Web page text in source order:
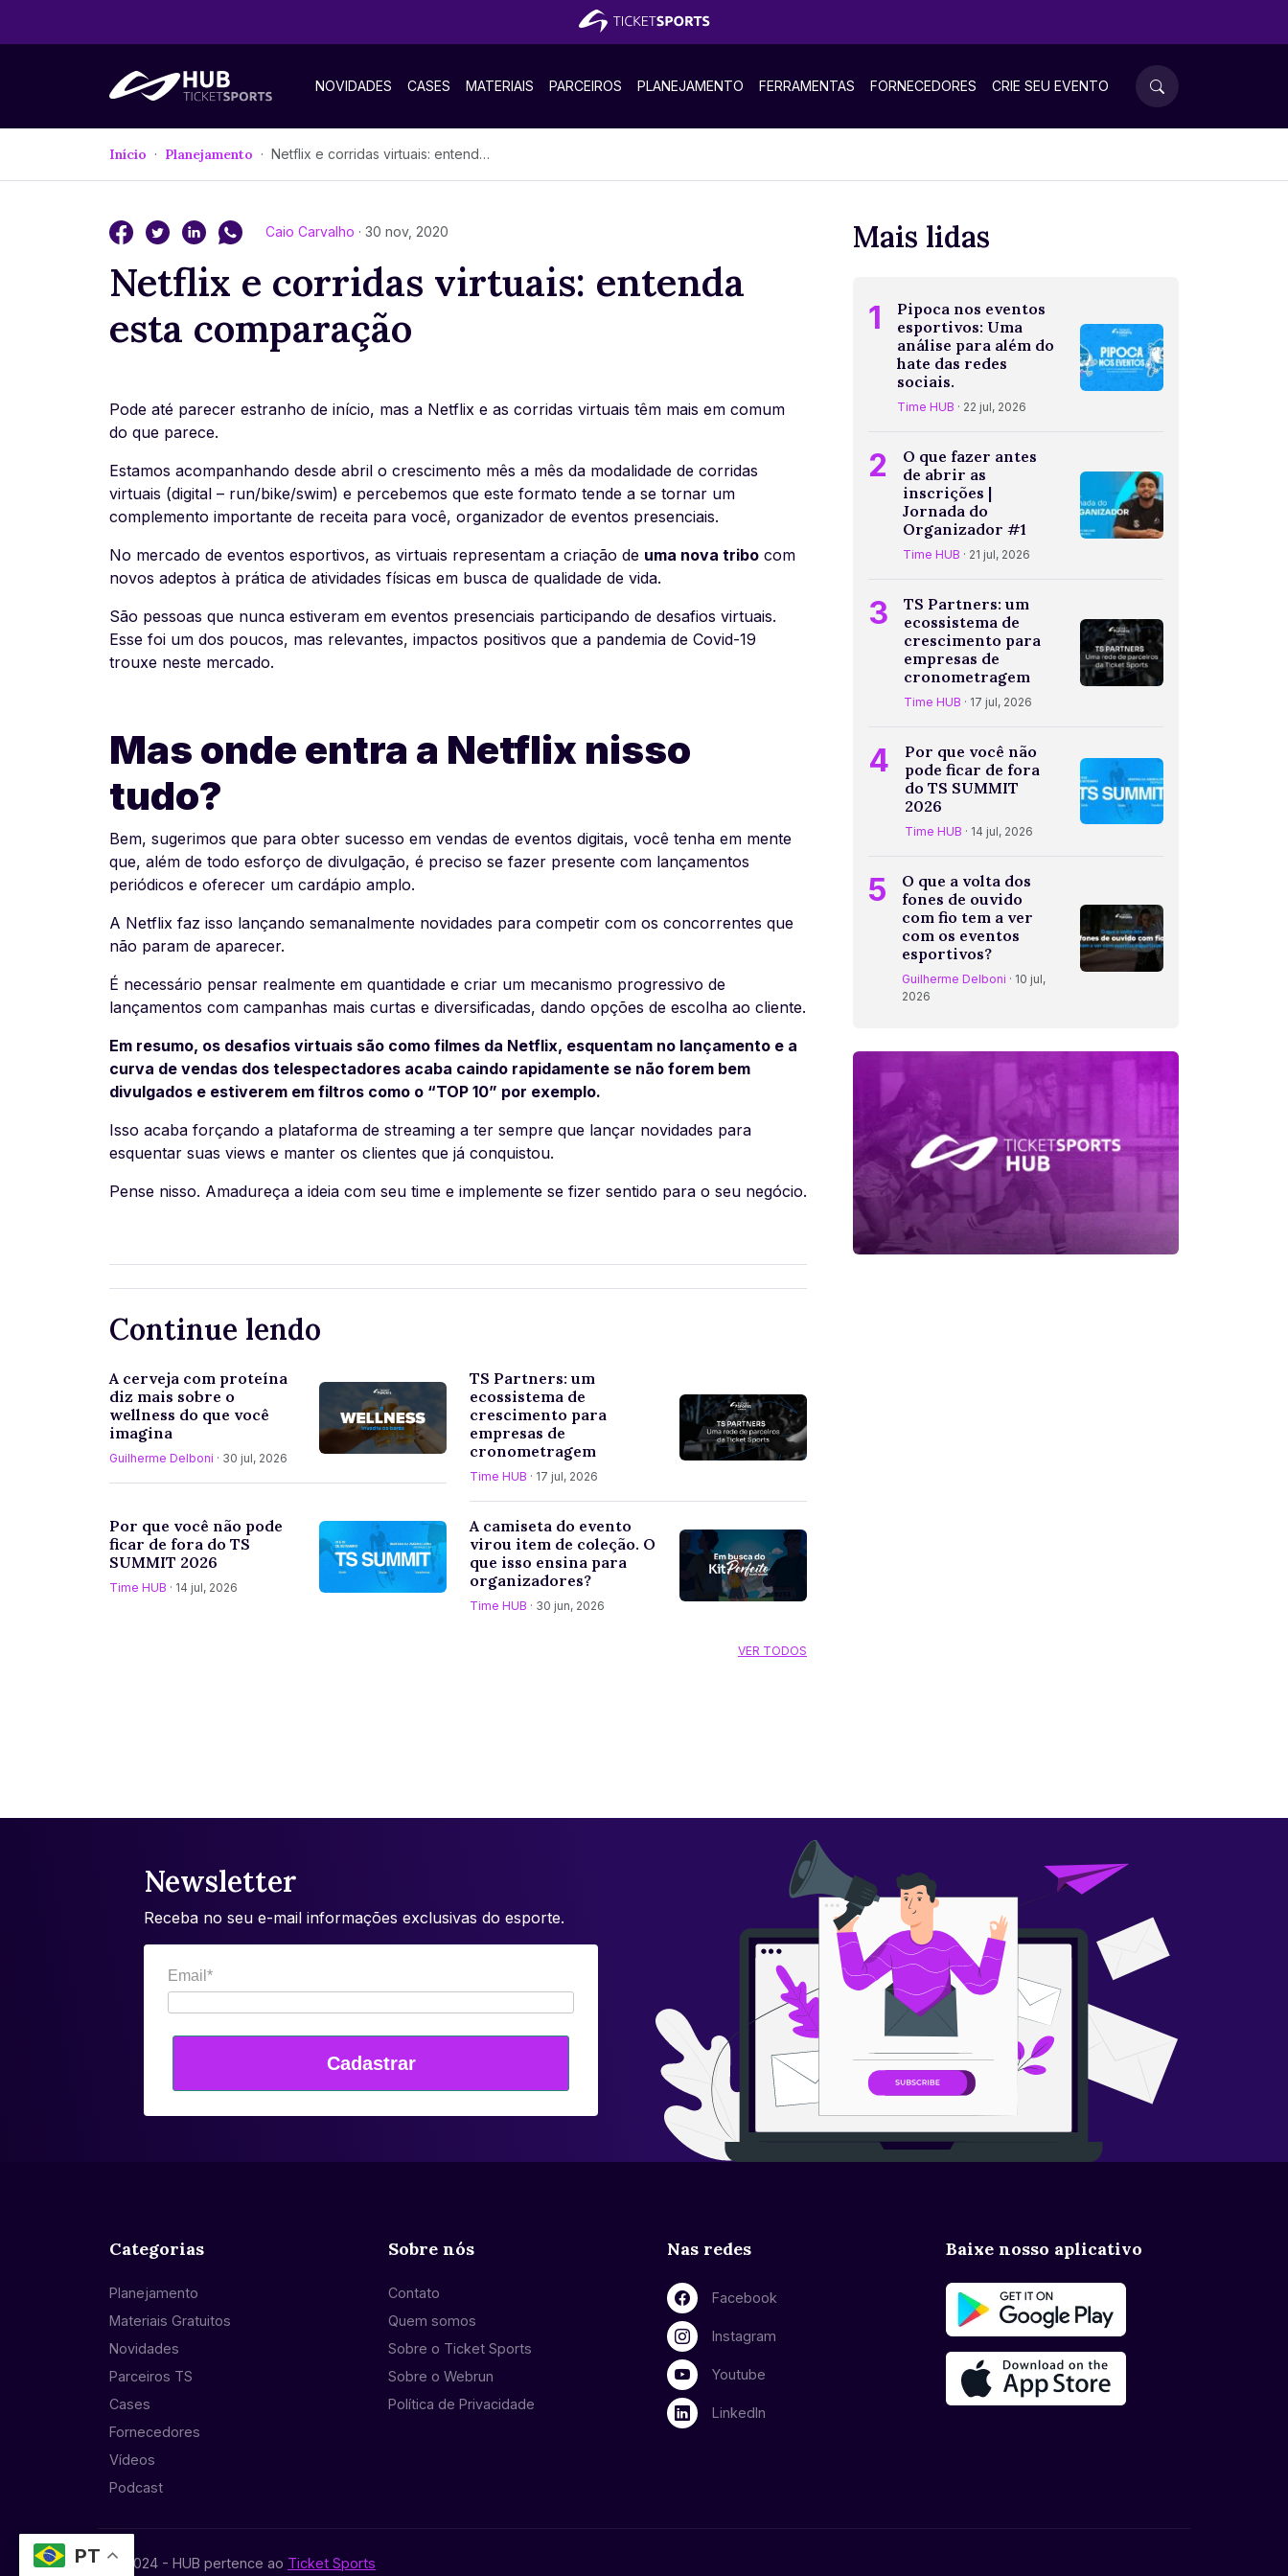
NOVIDADES CASES MATERIAIS PARCEIROS PLANEJAMENTO FERRAMENTAS FORNECEDORES CRIE SEU EVENTO
Início Planejamento Netflix e corridas virtuais: entenda esta comparação
Caio Carvalho · 30 nov, 2020
Netflix e corridas virtuais: entenda
esta comparação
Pode até parecer estranho de início, mas a Netflix e as corridas virtuais têm mais em comum
do que parece.
Estamos acompanhando desde abril o crescimento mês a mês da modalidade de corridas
virtuais (digital – run/bike/swim) e percebemos que este formato tende a se tornar um
complemento importante de receita para você, organizador de eventos presenciais.
No mercado de eventos esportivos, as virtuais representam a criação de uma nova tribo com
novos adeptos à prática de atividades físicas em busca de qualidade de vida.
São pessoas que nunca estiveram em eventos presenciais participando de desafios virtuais.
Esse foi um dos poucos, mas relevantes, impactos positivos que a pandemia de Covid-19
trouxe neste mercado.
Mas onde entra a Netflix nisso
tudo?
Bem, sugerimos que para obter sucesso em vendas de eventos digitais, você tenha em mente
que, além de todo esforço de divulgação, é preciso se fazer presente com lançamentos
periódicos e oferecer um cardápio amplo.
A Netflix faz isso lançando semanalmente novidades para competir com os concorrentes que
não param de aparecer.
É necessário pensar realmente em quantidade e criar um mecanismo progressivo de
lançamentos com campanhas mais curtas e diversificadas, dando opções de escolha ao cliente.
Em resumo, os desafios virtuais são como filmes da Netflix, esquentam no lançamento e a
curva de vendas dos telespectadores acaba caindo rapidamente se não forem bem
divulgados e estiverem em filtros como o “TOP 10” por exemplo.
Isso acaba forçando a plataforma de streaming a ter sempre que lançar novidades para
esquentar suas views e manter os clientes que já conquistou.
Pense nisso. Amadureça a ideia com seu time e implemente se fizer sentido para o seu negócio.
Continue lendo
A cerveja com proteína
diz mais sobre o
wellness do que você
imagina
Guilherme Delboni · 30 jul, 2026
TS Partners: um
ecossistema de
crescimento para
empresas de
cronometragem
Time HUB · 17 jul, 2026
Por que você não pode
ficar de fora do TS
SUMMIT 2026
Time HUB · 14 jul, 2026
A camiseta do evento
virou item de coleção. O
que isso ensina para
organizadores?
Time HUB · 30 jun, 2026
VER TODOS
Mais lidas
1
Pipoca nos eventos
esportivos: Uma
análise para além do
hate das redes
sociais.
Time HUB · 22 jul, 2026
2
O que fazer antes
de abrir as
inscrições |
Jornada do
Organizador #1
Time HUB · 21 jul, 2026
3
TS Partners: um
ecossistema de
crescimento para
empresas de
cronometragem
Time HUB · 17 jul, 2026
4
Por que você não
pode ficar de fora
do TS SUMMIT
2026
Time HUB · 14 jul, 2026
5
O que a volta dos
fones de ouvido
com fio tem a ver
com os eventos
esportivos?
Guilherme Delboni · 10 jul,
2026
Newsletter
Receba no seu e-mail informações exclusivas do esporte.
Email*
Cadastrar
Categorias
Planejamento
Materiais Gratuitos
Novidades
Parceiros TS
Cases
Fornecedores
Vídeos
Podcast
Sobre nós
Contato
Quem somos
Sobre o Ticket Sports
Sobre o Webrun
Política de Privacidade
Nas redes
Facebook
Instagram
Youtube
LinkedIn
Baixe nosso aplicativo
© 2024 - HUB pertence ao Ticket Sports
PT